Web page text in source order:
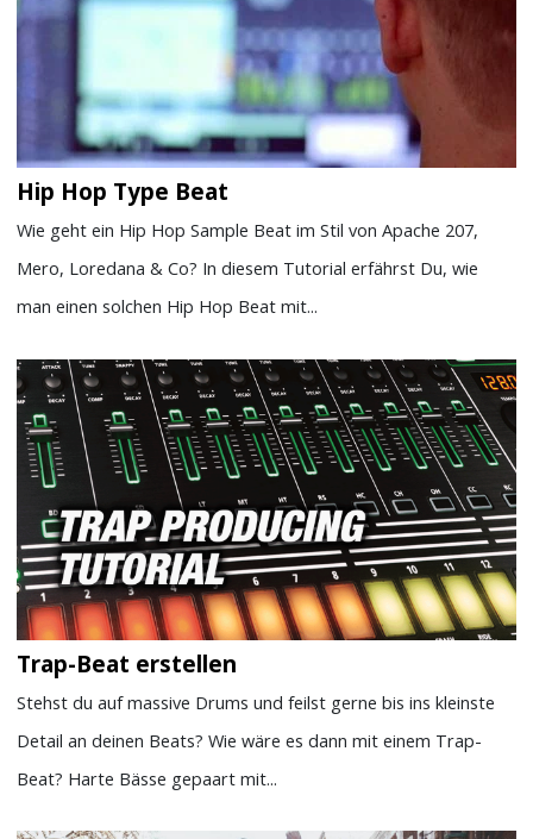
Hip Hop Type Beat
Wie geht ein Hip Hop Sample Beat im Stil von Apache 207,
Mero, Loredana & Co? In diesem Tutorial erfährst Du, wie
man einen solchen Hip Hop Beat mit...
Trap-Beat erstellen
Stehst du auf massive Drums und feilst gerne bis ins kleinste
Detail an deinen Beats? Wie wäre es dann mit einem Trap-
Beat? Harte Bässe gepaart mit...